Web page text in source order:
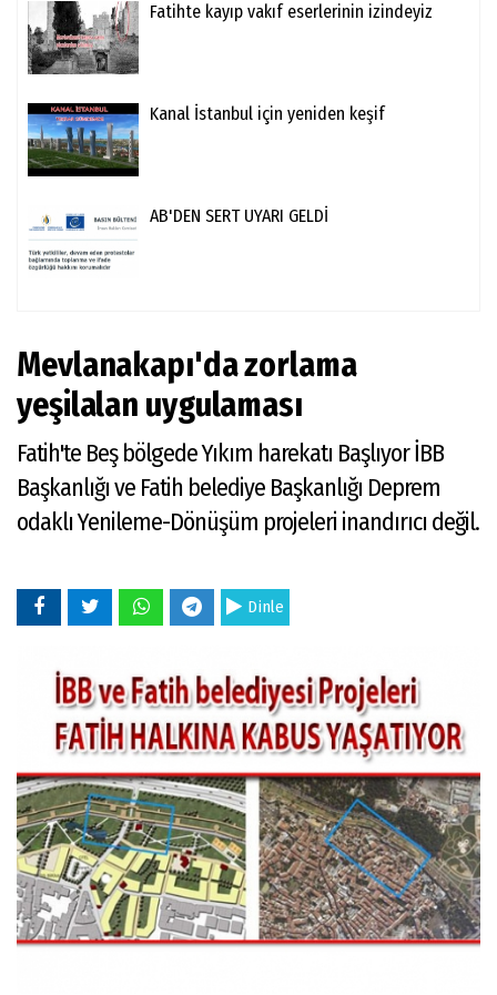
Fatihte kayıp vakıf eserlerinin izindeyiz
Kanal İstanbul için yeniden keşif
AB'DEN SERT UYARI GELDİ
Mevlanakapı'da zorlama
yeşilalan uygulaması
Fatih'te Beş bölgede Yıkım harekatı Başlıyor İBB
Başkanlığı ve Fatih belediye Başkanlığı Deprem
odaklı Yenileme-Dönüşüm projeleri inandırıcı değil.
Dinle